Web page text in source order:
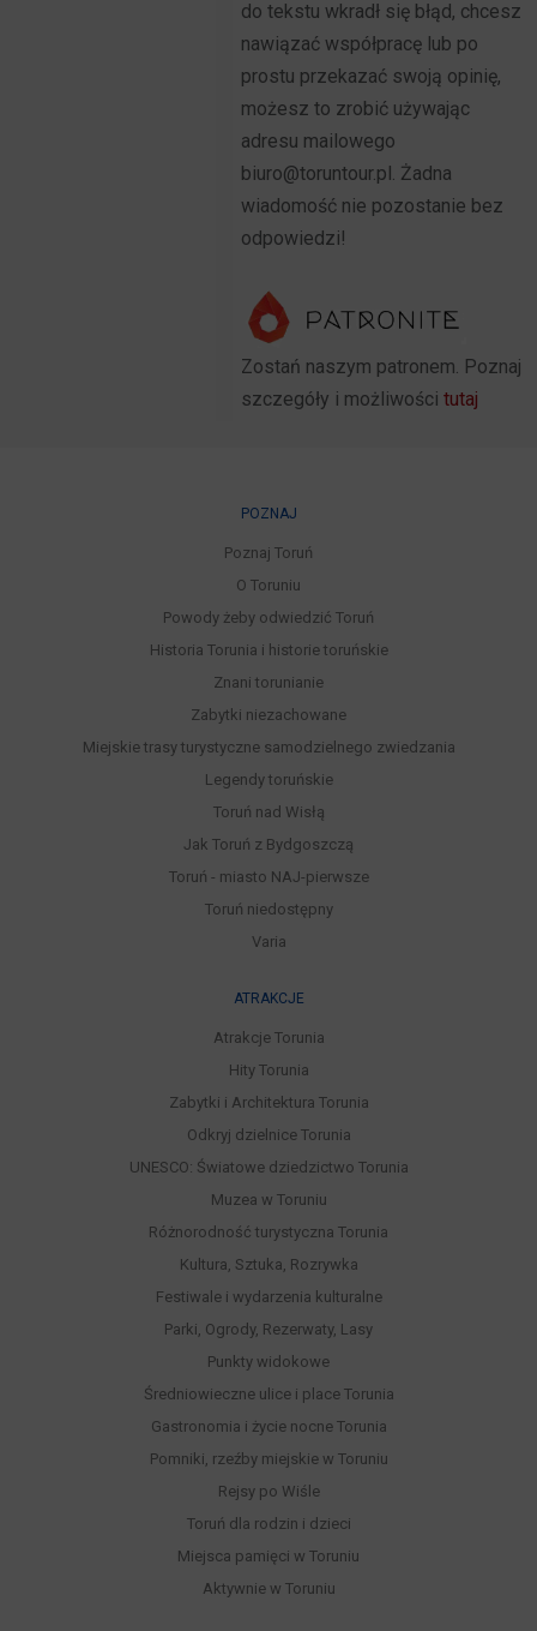
do tekstu wkradł się błąd, chcesz
nawiązać współpracę lub po
prostu przekazać swoją opinię,
możesz to zrobić używając
adresu mailowego
biuro@toruntour.pl. Żadna
wiadomość nie pozostanie bez
odpowiedzi!
Zostań naszym patronem. Poznaj
szczegóły i możliwości tutaj
POZNAJ
Poznaj Toruń
O Toruniu
Powody żeby odwiedzić Toruń
Historia Torunia i historie toruńskie
Znani torunianie
Zabytki niezachowane
Miejskie trasy turystyczne samodzielnego zwiedzania
Legendy toruńskie
Toruń nad Wisłą
Jak Toruń z Bydgoszczą
Toruń - miasto NAJ-pierwsze
Toruń niedostępny
Varia
ATRAKCJE
Atrakcje Torunia
Hity Torunia
Zabytki i Architektura Torunia
Odkryj dzielnice Torunia
UNESCO: Światowe dziedzictwo Torunia
Muzea w Toruniu
Różnorodność turystyczna Torunia
Kultura, Sztuka, Rozrywka
Festiwale i wydarzenia kulturalne
Parki, Ogrody, Rezerwaty, Lasy
Punkty widokowe
Średniowieczne ulice i place Torunia
Gastronomia i życie nocne Torunia
Pomniki, rzeźby miejskie w Toruniu
Rejsy po Wiśle
Toruń dla rodzin i dzieci
Miejsca pamięci w Toruniu
Aktywnie w Toruniu